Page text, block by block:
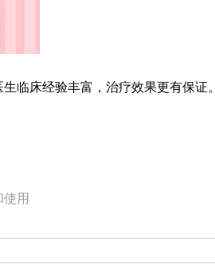
床经验丰富，治疗效果更有保证。
用